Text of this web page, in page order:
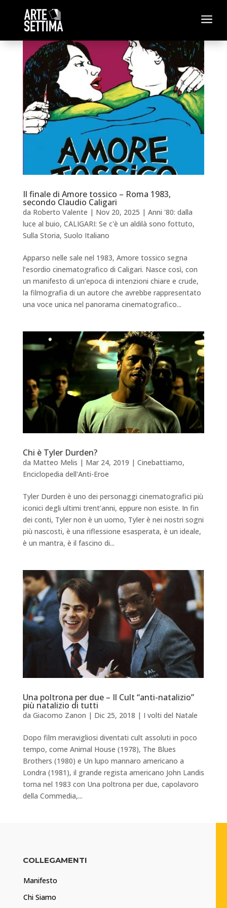
a
Il finale di Amore tossico – Roma 1983,
secondo Claudio Caligari
da Roberto Valente | Nov 20, 2025 | Anni '80: dalla
luce al buio, CALIGARI: Se c'è un aldilà sono fottuto,
Sulla Storia, Suolo Italiano
Apparso nelle sale nel 1983, Amore tossico segna
l’esordio cinematografico di Caligari. Nasce così, con
un manifesto di un’epoca di intenzioni chiare e crude,
la filmografia di un autore che avrebbe rappresentato
una voce unica nel panorama cinematografico...
Chi è Tyler Durden?
da Matteo Melis | Mar 24, 2019 | Cinebattiamo,
Enciclopedia dell'Anti-Eroe
Tyler Durden è uno dei personaggi cinematografici più
iconici degli ultimi trent’anni, eppure non esiste. In fin
dei conti, Tyler non è un uomo, Tyler è nei nostri sogni
più nascosti, è una riflessione esasperata, è un ideale,
è un mantra, è il fascino di...
Una poltrona per due – Il Cult “anti-natalizio”
più natalizio di tutti
da Giacomo Zanon | Dic 25, 2018 | I volti del Natale
Dopo film meravigliosi diventati cult assoluti in poco
tempo, come Animal House (1978), The Blues
Brothers (1980) e Un lupo mannaro americano a
Londra (1981), il grande regista americano John Landis
torna nel 1983 con Una poltrona per due, capolavoro
della Commedia,...
COLLEGAMENTI
Manifesto
Chi Siamo